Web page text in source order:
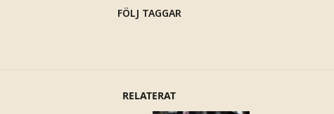
FÖLJ TAGGAR
RELATERAT